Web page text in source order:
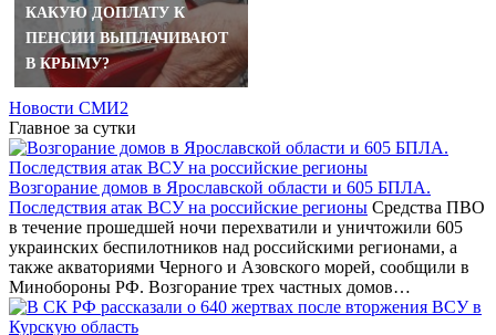
КАКУЮ ДОПЛАТУ К
ПЕНСИИ ВЫПЛАЧИВАЮТ
В КРЫМУ?
Новости СМИ2
Главное за сутки
Возгорание домов в Ярославской области и 605 БПЛА.
Последствия атак ВСУ на российские регионы Средства ПВО
в течение прошедшей ночи перехватили и уничтожили 605
украинских беспилотников над российскими регионами, а
также акваториями Черного и Азовского морей, сообщили в
Минобороны РФ. Возгорание трех частных домов…